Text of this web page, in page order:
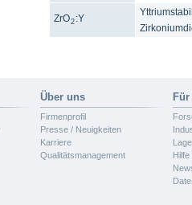
ZrO2 :Y
Über uns
Firmenprofil
Presse / Neuigkeiten
Karriere
Qualitätsmanagement
Für